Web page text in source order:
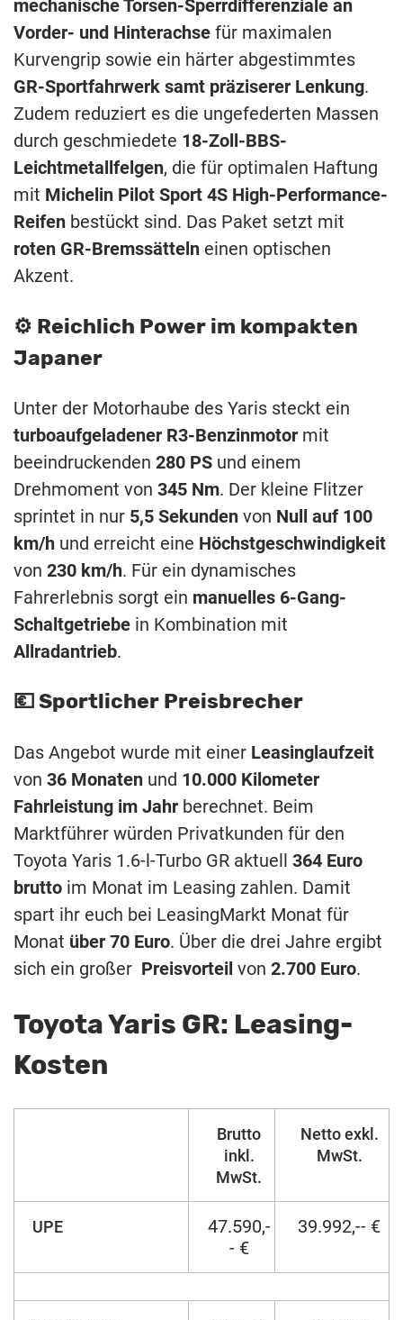
mechanische Torsen-Sperrdifferenziale an
Vorder- und Hinterachse für maximalen
Kurvengrip sowie ein härter abgestimmtes
GR-Sportfahrwerk samt präziserer Lenkung.
Zudem reduziert es die ungefederten Massen
durch geschmiedete 18-Zoll-BBS-
Leichtmetallfelgen, die für optimalen Haftung
mit Michelin Pilot Sport 4S High-Performance-
Reifen bestückt sind. Das Paket setzt mit
roten GR-Bremssätteln einen optischen
Akzent.
⚙️ Reichlich Power im kompakten
Japaner
Unter der Motorhaube des Yaris steckt ein
turboaufgeladener R3-Benzinmotor mit
beeindruckenden 280 PS und einem
Drehmoment von 345 Nm. Der kleine Flitzer
sprintet in nur 5,5 Sekunden von Null auf 100
km/h und erreicht eine Höchstgeschwindigkeit
von 230 km/h. Für ein dynamisches
Fahrerlebnis sorgt ein manuelles 6-Gang-
Schaltgetriebe in Kombination mit
Allradantrieb.
💶 Sportlicher Preisbrecher
Das Angebot wurde mit einer Leasinglaufzeit
von 36 Monaten und 10.000 Kilometer
Fahrleistung im Jahr berechnet. Beim
Marktführer würden Privatkunden für den
Toyota Yaris 1.6-l-Turbo GR aktuell 364 Euro
brutto im Monat im Leasing zahlen. Damit
spart ihr euch bei LeasingMarkt Monat für
Monat über 70 Euro. Über die drei Jahre ergibt
sich ein großer Preisvorteil von 2.700 Euro.
Toyota Yaris GR: Leasing-
Kosten
Brutto
inkl.
MwSt.
Netto exkl.
MwSt.
UPE
47.590,-
- €
39.992,-- €